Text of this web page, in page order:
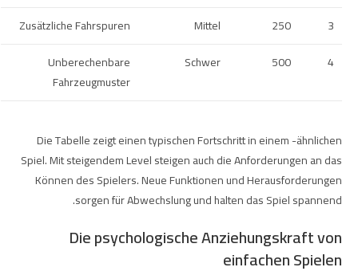
3
250
Mittel
Zusätzliche Fahrspuren
4
500
Schwer
Unberechenbare
Fahrzeugmuster
Die Tabelle zeigt einen typischen Fortschritt in einem-ähnlichen
Spiel. Mit steigendem Level steigen auch die Anforderungen an das
Können des Spielers. Neue Funktionen und Herausforderungen
sorgen für Abwechslung und halten das Spiel spannend.
Die psychologische Anziehungskraft von
einfachen Spielen